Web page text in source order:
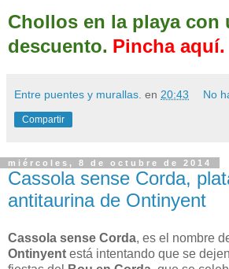
Chollos en la playa con
descuento. Pincha aquí.
Entre puentes y murallas. en 20:43 No
Compartir
miércoles, 8 de octubre de 2014
Cassola sense Corda,
antitaurina de Ontinyent
Cassola sense Corda, es el nombre
Ontinyent está intentando que se